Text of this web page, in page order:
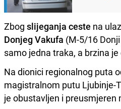
Zbog slijeganja ceste na
Donjeg Vakufa (M-5/16
samo jedna traka, a brzina
Na dionici regionalnog puta
magistralnom putu Ljubinje-
je obustavljen i preusmjeren